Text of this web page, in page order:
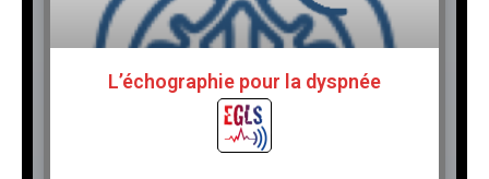
L’échographie pour la dyspnée